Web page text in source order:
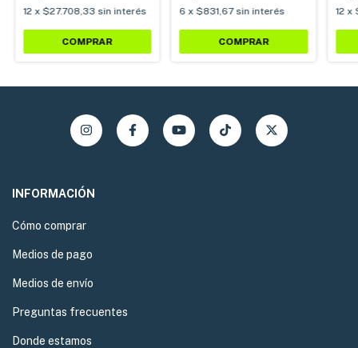
12 x $27.708,33 sin interés
COMPRAR
6 x $831,67 sin interés
COMPRAR
12 x
INFORMACIÓN
Cómo comprar
Medios de pago
Medios de envío
Preguntas frecuentes
Donde estamos